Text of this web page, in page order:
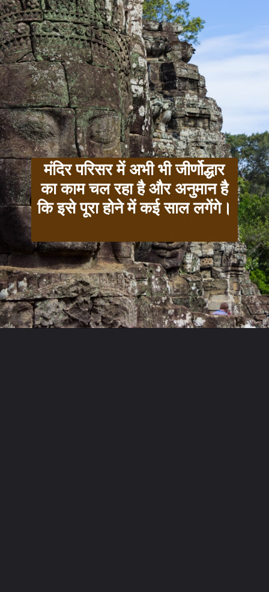
मंदिर परिसर में अभी भी जीर्णोद्धार
का काम चल रहा है और अनुमान है
कि इसे पूरा होने में कई साल लगेंगे।